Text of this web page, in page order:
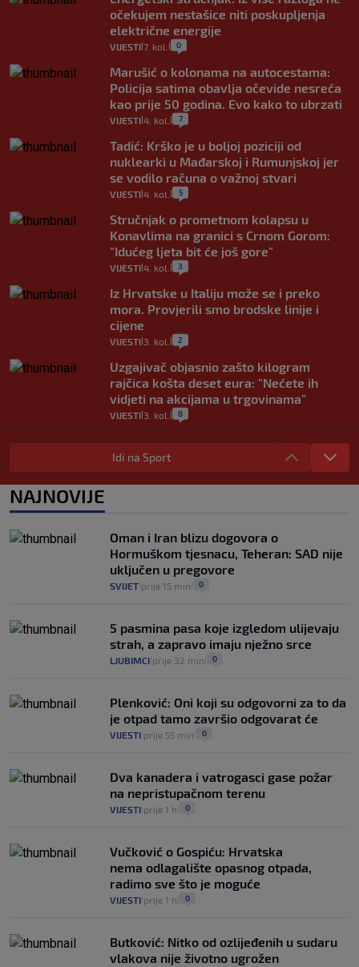
očekujem nestašice niti poskupljenja
električne energije
VIJESTI 7. kol. 0
Marušić o kolonama na autocestama:
Policija satima obavlja očevide nesreća
kao prije 50 godina. Evo kako to ubrzati
VIJESTI 4. kol. 7
Tadić: Krško je u boljoj poziciji od
nuklearki u Mađarskoj i Rumunjskoj jer
se vodilo računa o važnoj stvari
VIJESTI 4. kol. 5
Stručnjak o prometnom kolapsu u
Konavlima na granici s Crnom Gorom:
"Idućeg ljeta bit će još gore"
VIJESTI 4. kol. 3
Iz Hrvatske u Italiju može se i preko
mora. Provjerili smo brodske linije i
cijene
VIJESTI 3. kol. 2
Uzgajivač objasnio zašto kilogram
rajčica košta deset eura: "Nećete ih
vidjeti na akcijama u trgovinama"
VIJESTI 3. kol. 8
Selidba je jedno od stresnijih iskustava.
Evo aktualnih cijena i nekoliko savjeta
0
automobilom na Hvar iz Zagreba, a
koliko iz Osijeka
VIJESTI 2. kol. 14
Idi na Sport
NAJNOVIJE
Oman i Iran blizu dogovora o
Hormuškom tjesnacu, Teheran: SAD nije
uključen u pregovore
SVIJET prije 15 min 0
5 pasmina pasa koje izgledom ulijevaju
strah, a zapravo imaju nježno srce
LJUBIMCI prije 32 min 0
Plenković: Oni koji su odgovorni za to da
je otpad tamo završio odgovarat će
VIJESTI prije 55 min 0
Dva kanadera i vatrogasci gase požar
na nepristupačnom terenu
VIJESTI prije 1 h 0
Vučković o Gospiću: Hrvatska
nema odlagalište opasnog otpada,
radimo sve što je moguće
VIJESTI prije 1 h 0
Butković: Nitko od ozlijeđenih u sudaru
vlakova nije životno ugrožen